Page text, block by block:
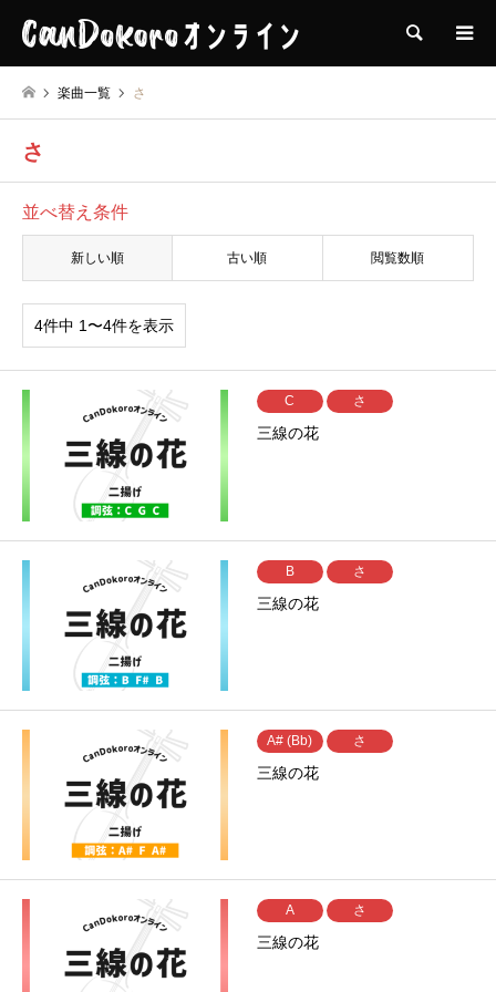
検索
楽曲一覧 さ
さ
並べ替え条件
新しい順 古い順 閲覧数順
4件中 1〜4件を表示
C さ
三線の花
B さ
三線の花
A# (Bb) さ
三線の花
A さ
三線の花